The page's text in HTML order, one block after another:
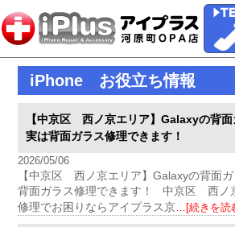
iPhone お役立ち情報
【中京区 西ノ京エリア】Galaxyの背
実は背面ガラス修理できます！
2026/05/06
【中京区 西ノ京エリア】Galaxyの背面
背面ガラス修理できます！ 中京区 西ノ
修理でお困りならアイプラス京…[続きを読